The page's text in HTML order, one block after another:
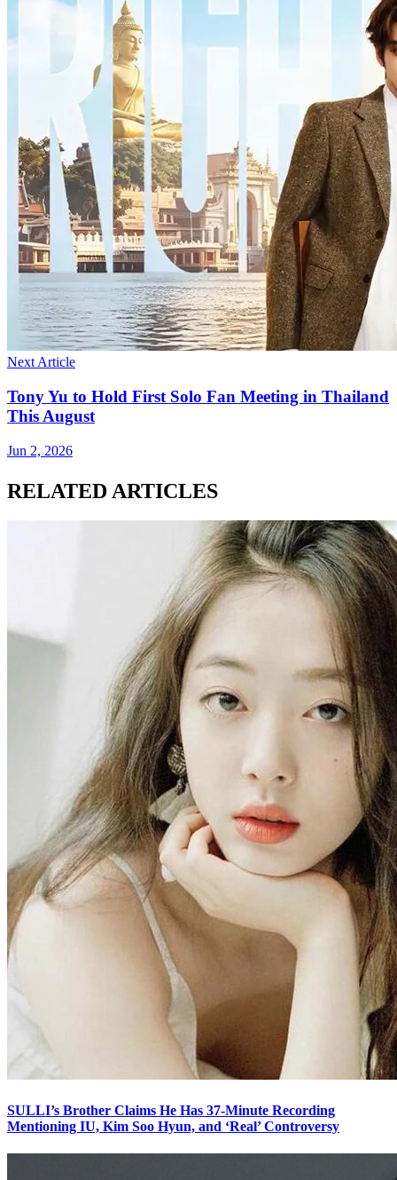
Next Article
Tony Yu to Hold First Solo Fan Meeting in Thailand
This August
Jun 2, 2026
RELATED ARTICLES
SULLI’s Brother Claims He Has 37-Minute Recording
Mentioning IU, Kim Soo Hyun, and ‘Real’ Controversy